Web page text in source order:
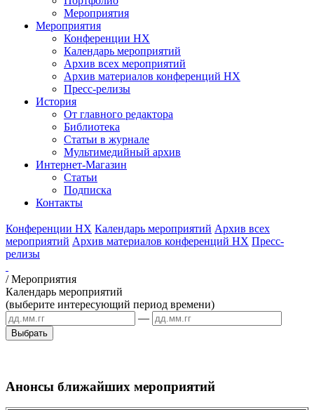
Мероприятия
Мероприятия
Конференции НХ
Календарь мероприятий
Архив всех мероприятий
Архив материалов конференций НХ
Пресс-релизы
История
От главного редактора
Библиотека
Статьи в журнале
Мультимедийный архив
Интернет-Магазин
Статьи
Подписка
Контакты
Конференции НХ Календарь мероприятий Архив всех
мероприятий Архив материалов конференций НХ Пресс-
релизы
/Мероприятия
Календарь мероприятий
(выберите интересующий период времени)
—
Анонсы ближайших мероприятий